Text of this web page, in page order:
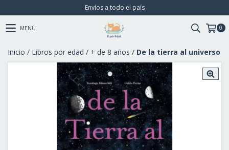
Envíos a todo el país
MENÚ 0
Inicio / Libros por edad / + de 8 años / De la tierra al universo